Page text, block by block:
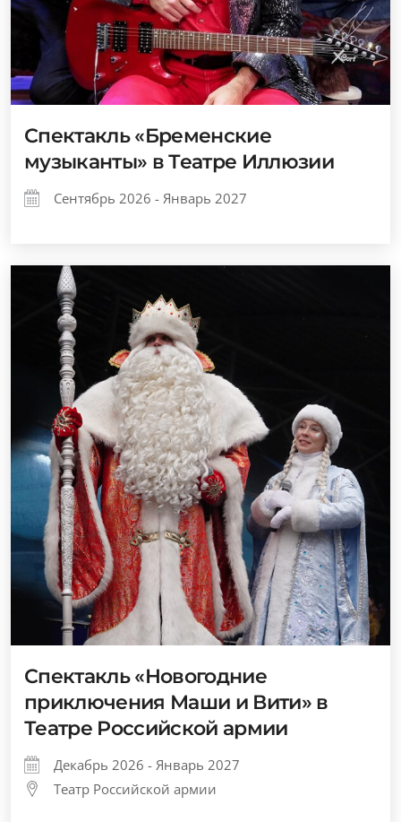
Спектакль «Бременские
музыканты» в Театре Иллюзии
Сентябрь 2026 - Январь 2027
Спектакль «Новогодние
приключения Маши и Вити» в
Театре Российской армии
Декабрь 2026 - Январь 2027
Театр Российской армии